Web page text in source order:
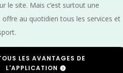
le site. Mais c’est surtout une
offre au quotidien tous les services et
LES AVANTAGES DE
L'APPLICATION